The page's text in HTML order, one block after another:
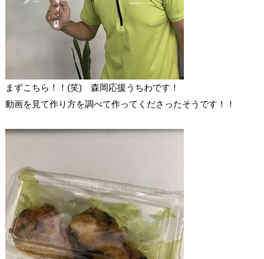
まずこちら！！(笑) 森岡応援うちわです！
動画を見て作り方を調べて作ってくださったそうです！！